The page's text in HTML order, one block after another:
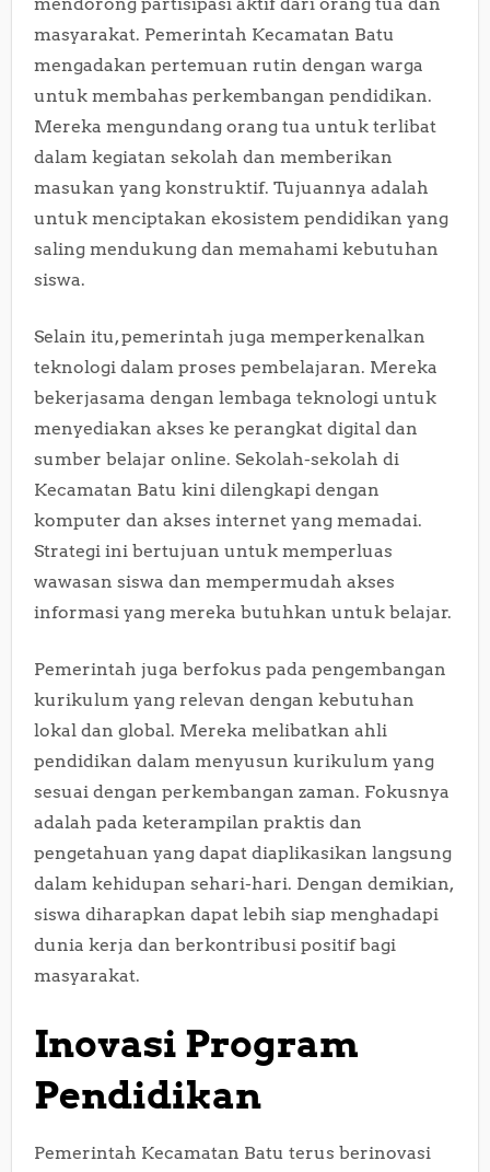
masyarakat. Pemerintah Kecamatan Batu
mengadakan pertemuan rutin dengan warga
untuk membahas perkembangan pendidikan.
Mereka mengundang orang tua untuk terlibat
dalam kegiatan sekolah dan memberikan
masukan yang konstruktif. Tujuannya adalah
untuk menciptakan ekosistem pendidikan yang
saling mendukung dan memahami kebutuhan
siswa.
Selain itu, pemerintah juga memperkenalkan
teknologi dalam proses pembelajaran. Mereka
bekerjasama dengan lembaga teknologi untuk
menyediakan akses ke perangkat digital dan
sumber belajar online. Sekolah-sekolah di
Kecamatan Batu kini dilengkapi dengan
komputer dan akses internet yang memadai.
Strategi ini bertujuan untuk memperluas
wawasan siswa dan mempermudah akses
informasi yang mereka butuhkan untuk belajar.
Pemerintah juga berfokus pada pengembangan
kurikulum yang relevan dengan kebutuhan
lokal dan global. Mereka melibatkan ahli
pendidikan dalam menyusun kurikulum yang
sesuai dengan perkembangan zaman. Fokusnya
adalah pada keterampilan praktis dan
pengetahuan yang dapat diaplikasikan langsung
dalam kehidupan sehari-hari. Dengan demikian,
siswa diharapkan dapat lebih siap menghadapi
dunia kerja dan berkontribusi positif bagi
masyarakat.
Inovasi Program
Pendidikan
Pemerintah Kecamatan Batu terus berinovasi